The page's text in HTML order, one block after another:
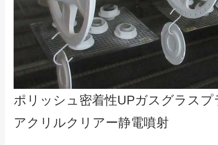
ポリッシュ密着性UPガスグラス
アクリルクリアー静電噴射